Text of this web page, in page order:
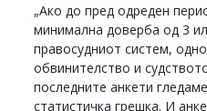
„Ако до пред одреден
минимална доверба од 3
правосудниот систем,
обвинителство и
последните анкети
статистичка грешка. И